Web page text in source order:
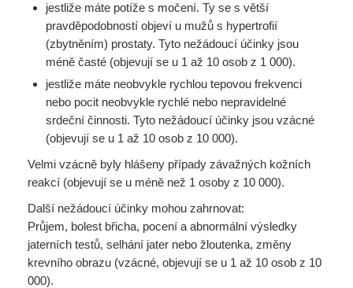
jestliže máte potíže s močení. Ty se s větší
pravděpodobností objeví u mužů s hypertrofií
(zbytněním) prostaty. Tyto nežádoucí účinky jsou
méně časté (objevují se u 1 až 10 osob z 1 000).
jestliže máte neobvykle rychlou tepovou frekvenci
nebo pocit neobvykle rychlé nebo nepravidelné
srdeční činnosti. Tyto nežádoucí účinky jsou vzácné
(objevují se u 1 až 10 osob z 10 000).
Velmi vzácně byly hlášeny případy závažných kožních
reakcí (objevují se u méně než 1 osoby z 10 000).
Další nežádoucí účinky mohou zahrnovat:
Průjem, bolest břicha, pocení a abnormální výsledky
jaterních testů, selhání jater nebo žloutenka, změny
krevního obrazu (vzácné, objevují se u 1 až 10 osob z 10
000).